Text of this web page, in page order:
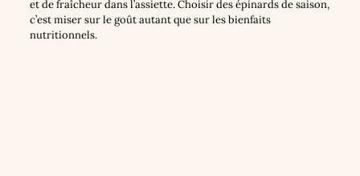
et de fraîcheur dans l’assiette. Choisir des épinards de saison,
c’est miser sur le goût autant que sur les bienfaits
nutritionnels.